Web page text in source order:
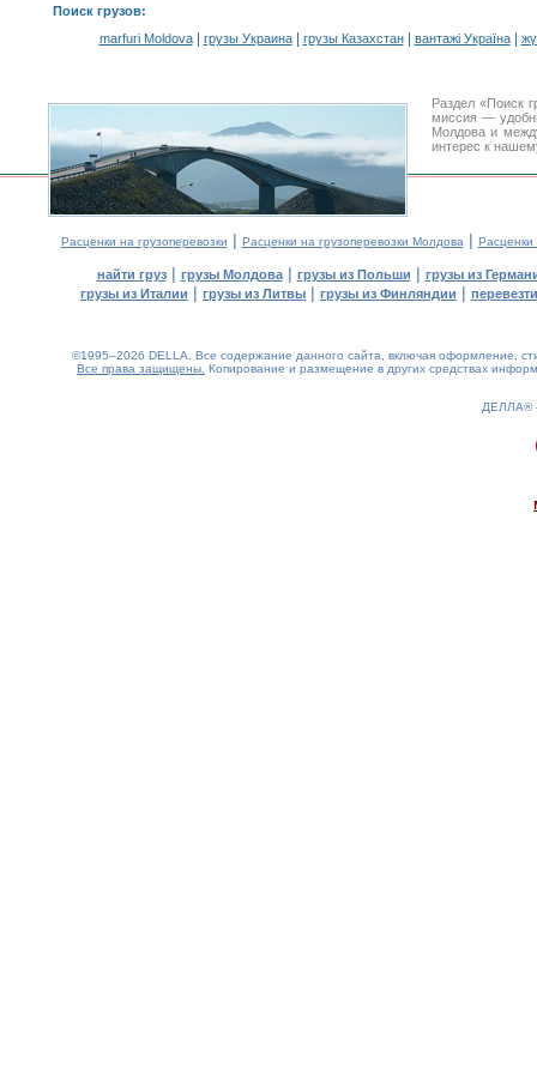
Поиск грузов:
marfuri Moldova| грузы Украина| грузы Казахстан| вантажі Україна|
Раздел «Поиск
миссия —
Молдова и
интерес к
Расценки на грузоперевозки | Расценки на грузоперевозки Молдова | Расценки
найти груз| грузы Молдова| грузы из Польши | грузы из
грузы из Италии | грузы из Литвы | грузы из Финляндии |
©1995–2026 DELLA. Все содержание данного сайта, включая оформление,
Все права защищены. Копирование и размещение в других средствах